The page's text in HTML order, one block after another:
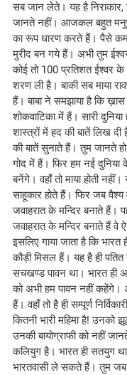
सब जान लेते। यह है निराकार,
जानते नहीं। आजकल बहुत
का रूप धारण करते हैं। पैसे
मुरीद बन गये हैं। अभी तुम
कोई तो 100 प्रतिशत ईश्वर
शरण ली है। बाकी सब माया
हैं। बाबा ने समझाया है कि ख़ास
शोकवाटिका में हैं। सारी
शास्त्रों में हद की बातें लिख दी
की बातें सुनाते हैं। तुम जानते
गोद में हैं। फिर हम नई दुनिया
बनेंगे। वहाँ तो माया होती
साहूकार होते हैं। फिर जब वैश्य
जवाहरात के मन्दिर बनाते हैं।
जवाहरात के मन्दिर बनाते हैं वे
इसलिए गाया जाता है कि
कौड़ी मिसल हैं। यह है ही पतित
सचखण्ड पावन था। भारत ही
को अभी हम पावन नहीं कहेंगे।
हैं। वहाँ तो है ही सम्पूर्ण
कितनी भारी महिमा है! उनको
उनकी बायोग्राफी को नहीं
कलियुग है। भारत ही सतयुग
भारतवासी ले सकते हैं। तुम जब